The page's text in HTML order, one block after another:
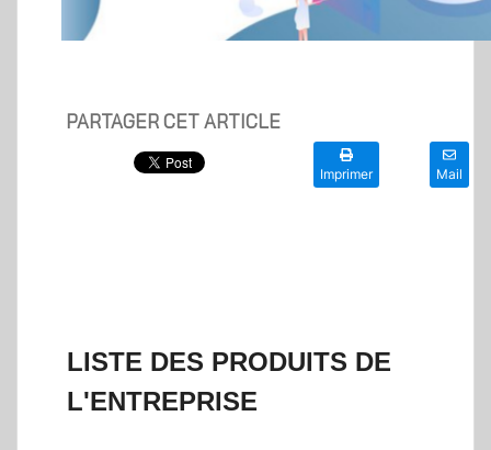
PARTAGER CET ARTICLE
Imprimer Mail
LISTE DES PRODUITS DE
L'ENTREPRISE